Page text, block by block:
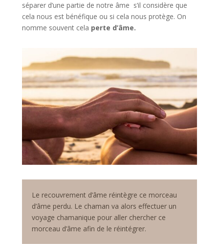
séparer d’une partie de notre âme s’il considère que
cela nous est bénéfique ou si cela nous protège. On
nomme souvent cela perte d’âme.
Le recouvrement d’âme réintègre ce morceau
d’âme perdu. Le chaman va alors effectuer un
voyage chamanique pour aller chercher ce
morceau d’âme afin de le réintégrer.